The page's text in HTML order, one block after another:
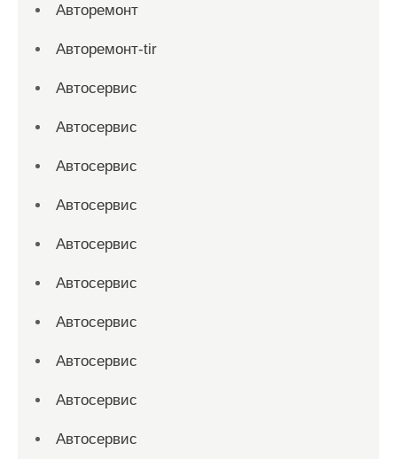
Авторемонт
Авторемонт-tir
Автосервис
Автосервис
Автосервис
Автосервис
Автосервис
Автосервис
Автосервис
Автосервис
Автосервис
Автосервис